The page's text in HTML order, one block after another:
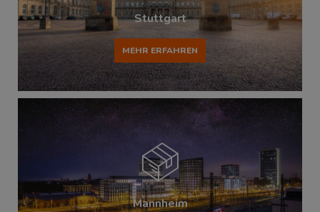
Stuttgart
MEHR ERFAHREN
Mannheim